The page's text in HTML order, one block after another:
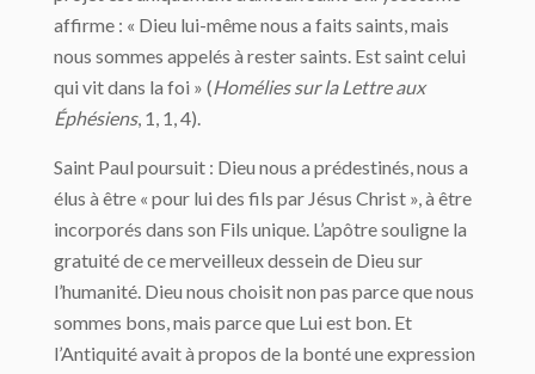
affirme : « Dieu lui-même nous a faits saints, mais
nous sommes appelés à rester saints. Est saint celui
qui vit dans la foi » (Homélies sur la Lettre aux
Éphésiens, 1, 1, 4).
Saint Paul poursuit : Dieu nous a prédestinés, nous a
élus à être « pour lui des fils par Jésus Christ », à être
incorporés dans son Fils unique. L’apôtre souligne la
gratuité de ce merveilleux dessein de Dieu sur
l’humanité. Dieu nous choisit non pas parce que nous
sommes bons, mais parce que Lui est bon. Et
l’Antiquité avait à propos de la bonté une expression